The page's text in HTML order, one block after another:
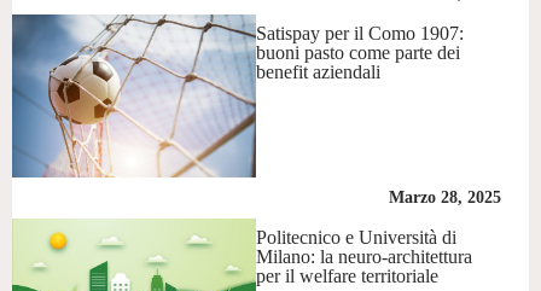
Satispay per il Como 1907:
buoni pasto come parte dei
benefit aziendali
Marzo 28, 2025
Politecnico e Università di
Milano: la neuro-architettura
per il welfare territoriale